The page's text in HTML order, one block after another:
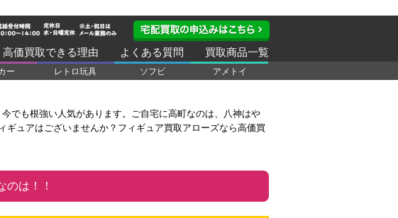
買取商品一覧
よくある質問
高価買取できる理由
ー レトロ玩具 ソフビ
アメトイ
でも根強い人気があります。ご自宅に高町なのは、八神はや
ュアはございませんか？フィギュア買取アローズなら高価買
のは！！